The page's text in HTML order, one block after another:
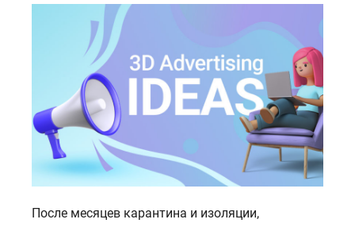
После месяцев карантина и изоляции,